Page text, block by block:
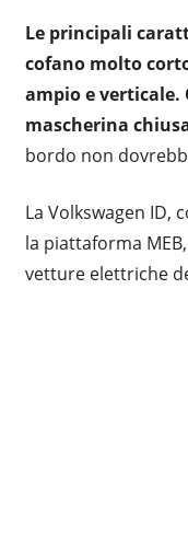
Le principali
cofano molto
ampio e
mascherina
bordo non
La Volkswagen ID,
la piattaforma
vetture elettriche